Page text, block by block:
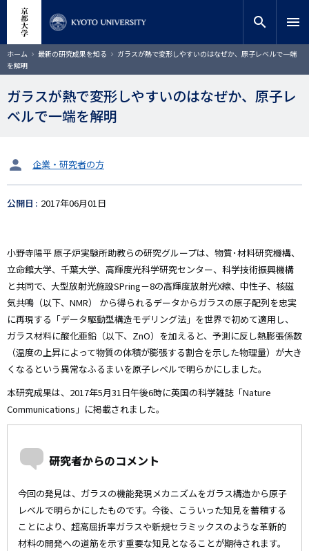
コ
ン
テ
ツ
に
サイト内検索
検索
search menu
ホーム 最新の研究成果を知る
ガラスが熱で変形しやすいのはなぜか、原子レベルで一端
を解明
ガラスが熱で変形しやすいのはなぜか、原子レ
ベルで一端を解明
タ
ッ
企業・研究者の方
公開日 2017年06月01日
小野寺陽平 原子炉実験所助教らの研究グループは、物質･材料研究機構、
立命館大学、千葉大学、高輝度光科学研究センター、科学技術振興機構
と共同で、大型放射光施設SPring－8の高輝度放射光X線、中性子、核磁
気共鳴（以下、NMR） から得られるデータからガラスの原子配列を忠実
に再現する「データ駆動型構造モデリング法」を世界で初めて適用し、
ガラス材料に酸化亜鉛（以下、ZnO）を加えると、予測に反し熱膨張係数
（温度の上昇によって物質の体積が膨張する割合を示した物理量）が大き
くなるという異常なふるまいを原子レベルで明らかにしました。
本研究成果は、2017年5月31日午後6時に英国の科学雑誌「Nature
Communications」に掲載されました。
研究者からのコメント
今回の発見は、ガラスの機能発現メカニズムをガラス構造から原子
レベルで明らかにしたものです。今後、こういった知見を蓄積する
ことにより、超高屈折率ガラスや新規セラミックスのような革新的
材料の開発への道筋を示す重要な知見となることが期待されます。